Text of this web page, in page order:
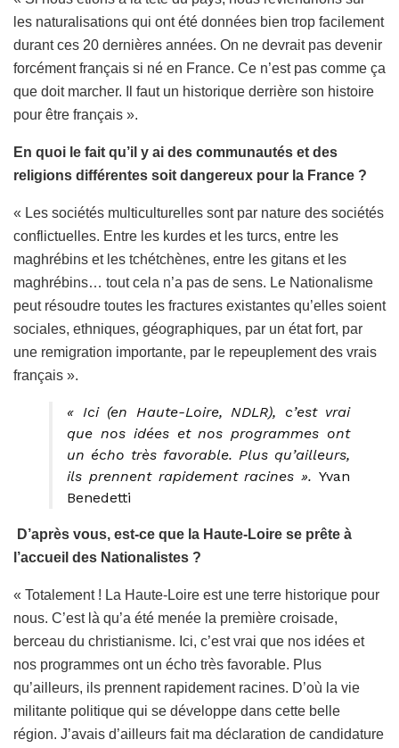
les naturalisations qui ont été données bien trop facilement
durant ces 20 dernières années. On ne devrait pas devenir
forcément français si né en France. Ce n’est pas comme ça
que doit marcher. Il faut un historique derrière son histoire
pour être français ».
En quoi le fait qu’il y ai des communautés et des
religions différentes soit dangereux pour la France ?
« Les sociétés multiculturelles sont par nature des sociétés
conflictuelles. Entre les kurdes et les turcs, entre les
maghrébins et les tchétchènes, entre les gitans et les
maghrébins… tout cela n’a pas de sens. Le Nationalisme
peut résoudre toutes les fractures existantes qu’elles soient
sociales, ethniques, géographiques, par un état fort, par
une remigration importante, par le repeuplement des vrais
français ».
« Ici (en Haute-Loire, NDLR), c’est vrai
que nos idées et nos programmes ont
un écho très favorable. Plus qu’ailleurs,
ils prennent rapidement racines ». Yvan
Benedetti
D’après vous, est-ce que la Haute-Loire se prête à
l’accueil des Nationalistes ?
« Totalement ! La Haute-Loire est une terre historique pour
nous. C’est là qu’a été menée la première croisade,
berceau du christianisme. Ici, c’est vrai que nos idées et
nos programmes ont un écho très favorable. Plus
qu’ailleurs, ils prennent rapidement racines. D’où la vie
militante politique qui se développe dans cette belle
région. J’avais d’ailleurs fait ma déclaration de candidature